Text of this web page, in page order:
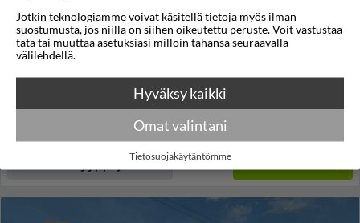
Papali
Catania,Sisilia, Italia
Lennot: Helsinki-Catania
13:55
Kokonaishinta€1.012
€506
Huoneen tyyppi ja lento
Jotkin teknologiamme voivat käsitellä tietoja myös ilman
suostumusta, jos niillä on siihen oikeutettu peruste. Voit vastustaa
tätä tai muuttaa asetuksiasi milloin tahansa seuraavalla
välilehdellä.
Hyväksy kaikki
Omat valintani
Tietosuojakäytäntömme